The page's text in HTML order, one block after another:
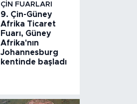
ÇIN FUARLARI
9. Çin-Güney
Afrika Ticaret
Fuarı, Güney
Afrika'nın
Johannesburg
kentinde başladı